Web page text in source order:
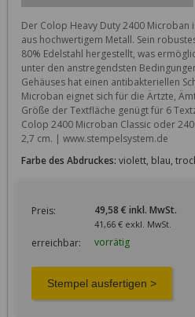
Der Colop Heavy Duty 2400
aus hochwertigem Metall. Sein
80% Edelstahl hergestellt, was
unter den anstregendsten
Gehäuses hat einen antibakteriellen
Microban eignet sich für die Ärtzte,
Größe der Textfläche genügt für 6
Colop 2400 Microban Classic oder
2,7 cm. | www.stempelsystem.de
Farbe des Abdruckes: violett, blau,
Preis: 49,58 € inkl. MwSt.
41,66 € exkl. MwSt.
erreichbar: vorrätig